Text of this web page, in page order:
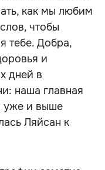
как мы любим
чтобы
тебе. Добра,
и
дней в
наша главная
уже и выше
Ляйсан к